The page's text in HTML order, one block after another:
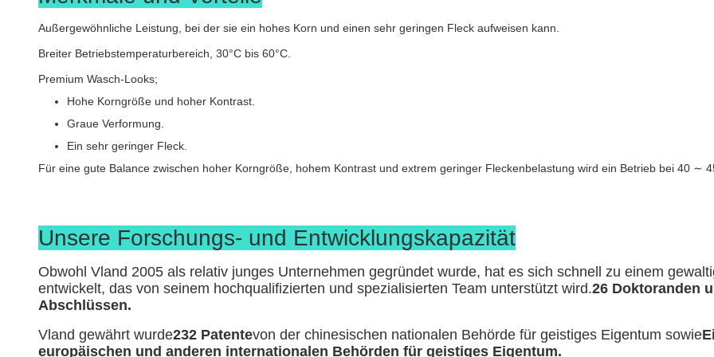
Außergewöhnliche Leistung, bei der sie ein hohes Korn und einen sehr geringen Fleck aufweisen kann.
Breiter Betriebstemperaturbereich, 30°C bis 60°C.
Premium Wasch-Looks;
Hohe Korngröße und hoher Kontrast.
Graue Verformung.
Ein sehr geringer Fleck.
Für eine gute Balance zwischen hoher Korngröße, hohem Kontrast und extrem geringer Fleckenbelastung wird ein Betrieb bei 40 ∼
Unsere Forschungs- und Entwicklungskapazität
Obwohl Vland 2005 als relativ junges Unternehmen gegründet wurde, hat es sich schnell zu einem
entwickelt, das von seinem hochqualifizierten und spezialisierten Team unterstützt wird.26 Doktoranden
Abschlüssen.
Vland gewährt wurde232 Patentevon der chinesischen nationalen Behörde für geistiges Eigentum sowie
europäischen und anderen internationalen Behörden für geistiges Eigentum.